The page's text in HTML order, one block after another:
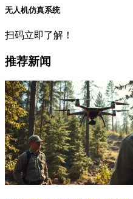
无人机仿真系统
扫码立即了解！
推荐新闻